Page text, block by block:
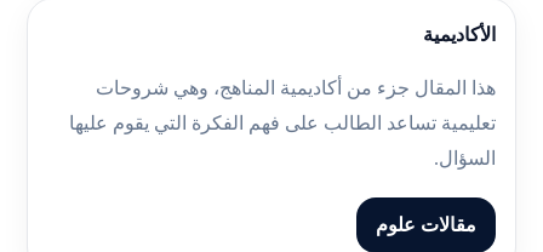
الأكاديمية
هذا المقال جزء من أكاديمية المناهج، وهي شروحات
تعليمية تساعد الطالب على فهم الفكرة التي يقوم عليها
السؤال.
مقالات علوم